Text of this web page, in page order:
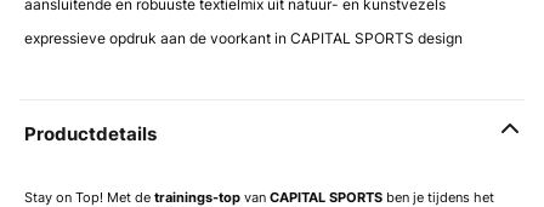
aansluitende en robuuste textielmix uit natuur- en kunstvezels
expressieve opdruk aan de voorkant in CAPITAL SPORTS design
Productdetails
Stay on Top! Met de trainings-top van CAPITAL SPORTS ben je tijdens het